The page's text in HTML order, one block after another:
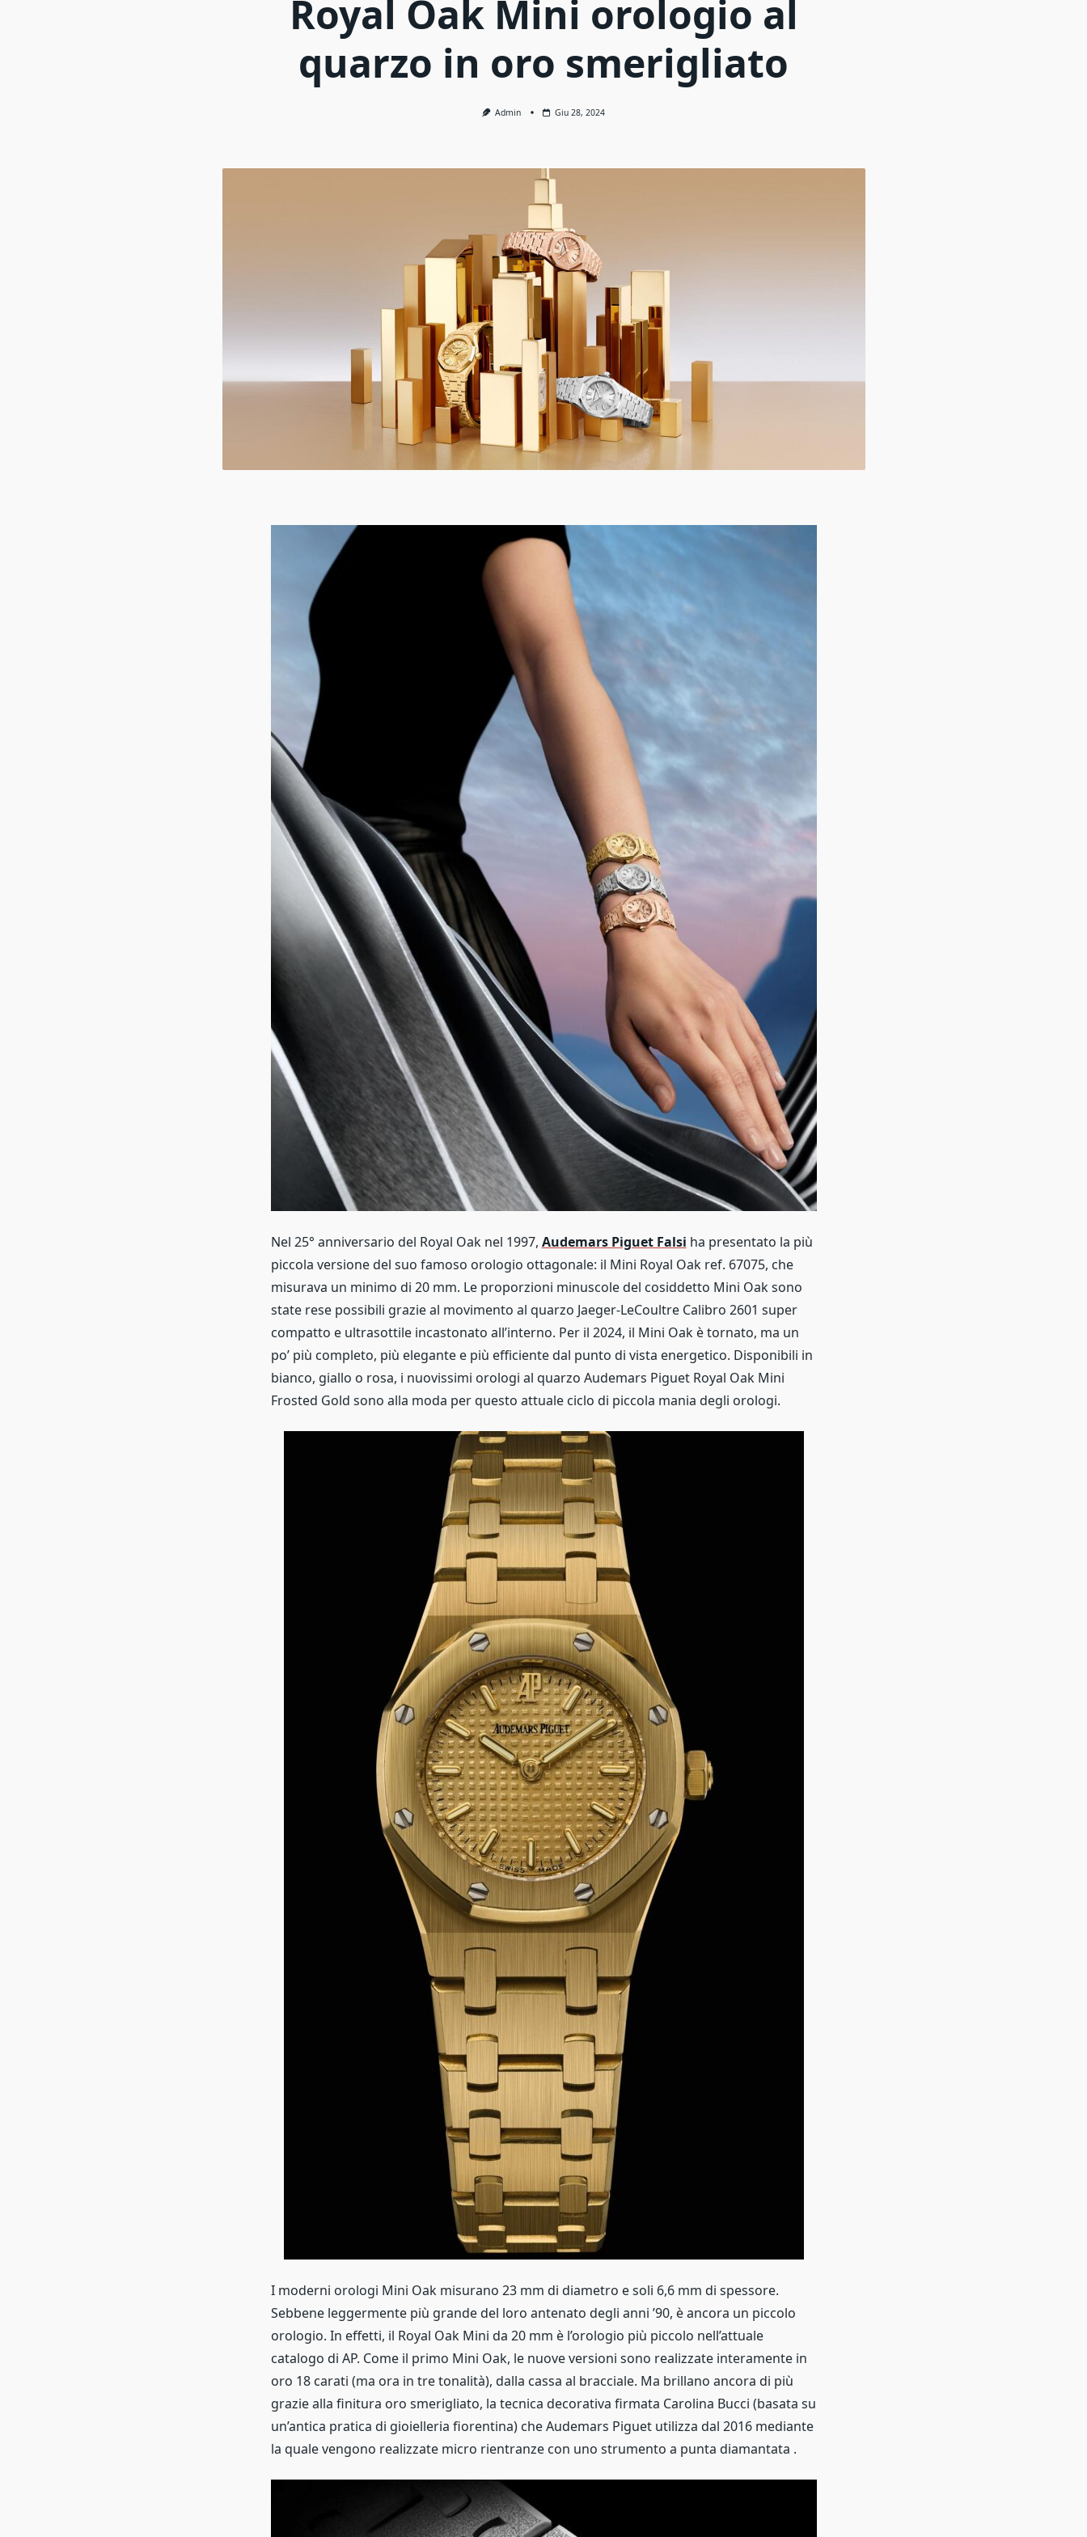
Royal Oak Mini orologio al
quarzo in oro smerigliato
Admin Giu 28, 2024
Nel 25° anniversario del Royal Oak nel 1997, Audemars Piguet Falsi ha presentato la più
piccola versione del suo famoso orologio ottagonale: il Mini Royal Oak ref. 67075, che
misurava un minimo di 20 mm. Le proporzioni minuscole del cosiddetto Mini Oak sono
state rese possibili grazie al movimento al quarzo Jaeger-LeCoultre Calibro 2601 super
compatto e ultrasottile incastonato all’interno. Per il 2024, il Mini Oak è tornato, ma un
po’ più completo, più elegante e più efficiente dal punto di vista energetico. Disponibili in
bianco, giallo o rosa, i nuovissimi orologi al quarzo Audemars Piguet Royal Oak Mini
Frosted Gold sono alla moda per questo attuale ciclo di piccola mania degli orologi.
I moderni orologi Mini Oak misurano 23 mm di diametro e soli 6,6 mm di spessore.
Sebbene leggermente più grande del loro antenato degli anni ’90, è ancora un piccolo
orologio. In effetti, il Royal Oak Mini da 20 mm è l’orologio più piccolo nell’attuale
catalogo di AP. Come il primo Mini Oak, le nuove versioni sono realizzate interamente in
oro 18 carati (ma ora in tre tonalità), dalla cassa al bracciale. Ma brillano ancora di più
grazie alla finitura oro smerigliato, la tecnica decorativa firmata Carolina Bucci (basata su
un’antica pratica di gioielleria fiorentina) che Audemars Piguet utilizza dal 2016 mediante
la quale vengono realizzate micro rientranze con uno strumento a punta diamantata .